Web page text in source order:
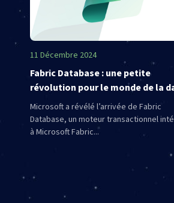
11 Décembre 2024
Fabric Database : une petite
révolution pour le monde de la
Microsoft a révélé l’arrivée de Fabric
Database, un moteur transactionnel
à Microsoft Fabric...